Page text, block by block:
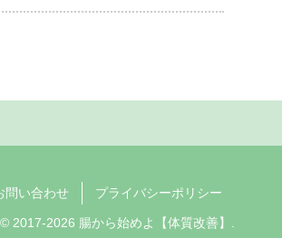
問い合わせ プライバシーポリシー
© 2017-2026 腸から始めよ【体質改善】.